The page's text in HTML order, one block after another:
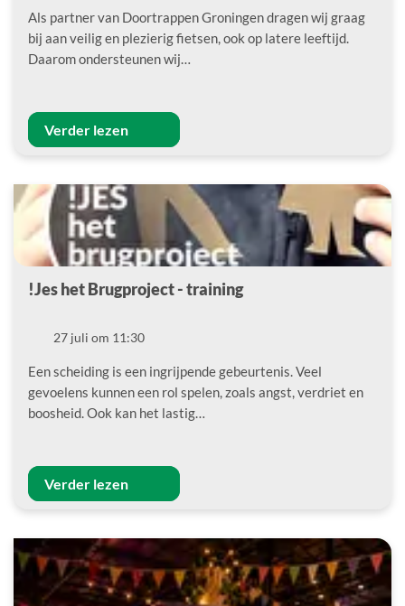
Als partner van Doortrappen Groningen dragen wij graag
bij aan veilig en plezierig fietsen, ook op latere leeftijd.
Daarom ondersteunen wij…
Verder lezen
!Jes het Brugproject - training
Datum27 juli om 11:30
Een scheiding is een ingrijpende gebeurtenis. Veel
gevoelens kunnen een rol spelen, zoals angst, verdriet en
boosheid. Ook kan het lastig…
Verder lezen